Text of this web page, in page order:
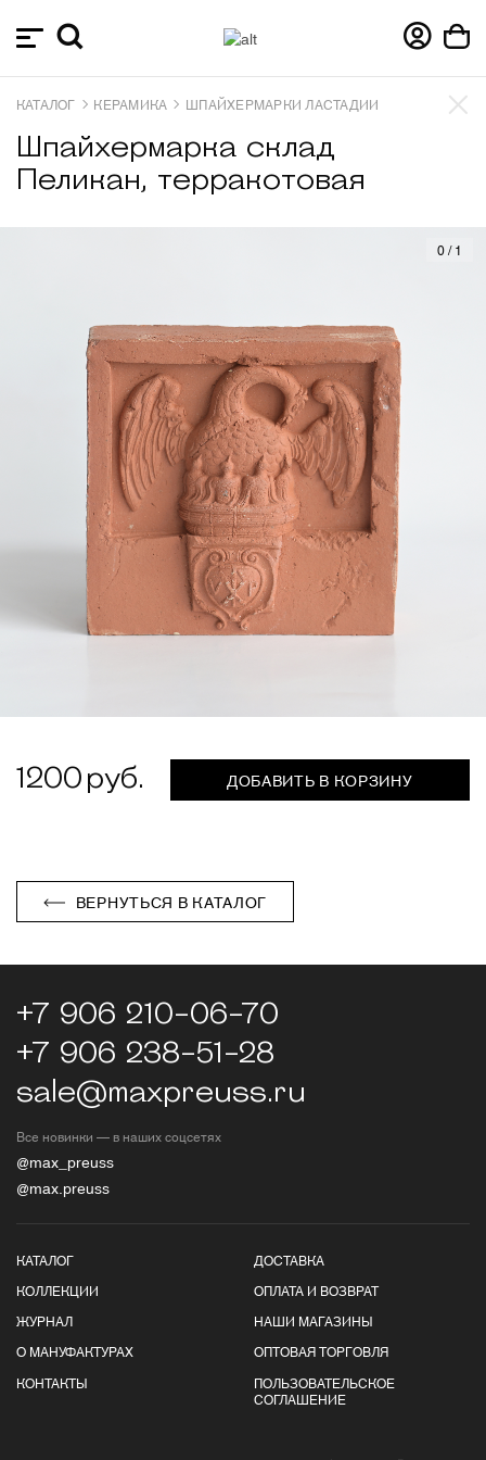
КАТАЛОГ КЕРАМИКА ШПАЙХЕРМАРКИ ЛАСТАДИИ
Шпайхермарка склад
Пеликан, терракотовая
0/ 1
1200 ДОБАВИТЬ В КОРЗИНУ
ВЕРНУТЬСЯ В КАТАЛОГ
+7 906 210-06-70
+7 906 238-51-28
sale@maxpreuss.ru
Все новинки — в наших соцсетях
@max_preuss
@max.preuss
КАТАЛОГ
КОЛЛЕКЦИИ
ЖУРНАЛ
О МАНУФАКТУРАХ
КОНТАКТЫ
ДОСТАВКА
ОПЛАТА И ВОЗВРАТ
НАШИ МАГАЗИНЫ
ОПТОВАЯ ТОРГОВЛЯ
ПОЛЬЗОВАТЕЛЬСКОЕ
СОГЛАШЕНИЕ